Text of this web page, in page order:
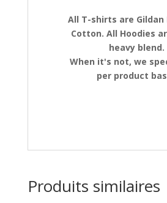
All T-shirts are Gildan
Cotton. All Hoodies
heavy blend.
When it's not, we
per product
Produits similaires